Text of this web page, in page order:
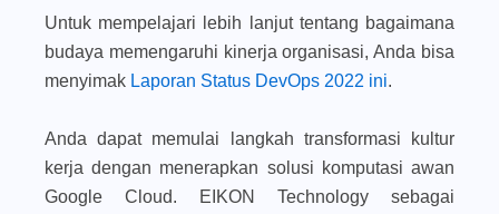
Untuk mempelajari lebih lanjut tentang bagaimana
budaya memengaruhi kinerja organisasi, Anda bisa
menyimak Laporan Status DevOps 2022 ini.
Anda dapat memulai langkah transformasi kultur
kerja dengan menerapkan solusi komputasi awan
Google Cloud. EIKON Technology sebagai